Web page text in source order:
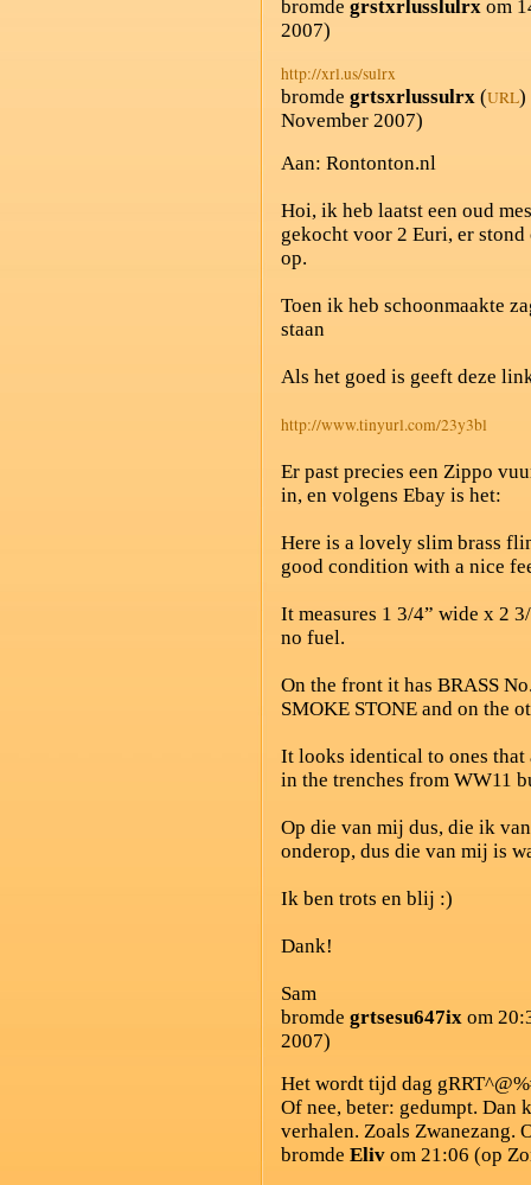
bromde grstxrlusslulrx om
2007)
http://xrl.us/sulrx
bromde grtsxrlussulrx (URL)
November 2007)
Aan: Rontonton.nl
Hoi, ik heb laatst een oud
gekocht voor 2 Euri, er stond
op.
Toen ik heb schoonmaakte
staan
Als het goed is geeft deze
http://www.tinyurl.com/23y3bl
Er past precies een Zippo
in, en volgens Ebay is het:
Here is a lovely slim brass
good condition with a nice
It measures 1 3/4” wide x 2
no fuel.
On the front it has BRASS
SMOKE STONE and on the
It looks identical to ones that
in the trenches from WW11
Op die van mij dus, die ik
onderop, dus die van mij is
Ik ben trots en blij :)
Dank!
Sam
bromde grtsesu647ix om
2007)
Het wordt tijd dag
Of nee, beter: gedumpt. Dan
verhalen. Zoals Zwanezang.
bromde Eliv om 21:06 (op